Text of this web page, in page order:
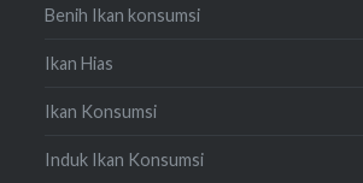
Benih Ikan konsumsi
Ikan Hias
Ikan Konsumsi
Induk Ikan Konsumsi